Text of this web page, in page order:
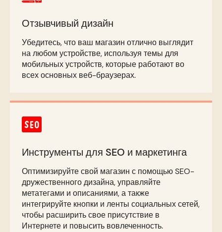
Отзывчивый дизайн
Убедитесь, что ваш магазин отлично выглядит
на любом устройстве, используя темы для
мобильных устройств, которые работают во
всех основных веб-браузерах.
Инструменты для SEO и маркетинга
Оптимизируйте свой магазин с помощью SEO-
дружественного дизайна, управляйте
метатегами и описаниями, а также
интегрируйте кнопки и ленты социальных сетей,
чтобы расширить свое присутствие в
Интернете и повысить вовлеченность.